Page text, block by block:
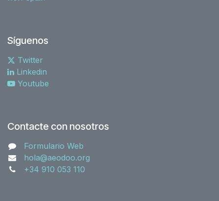
Síguenos
Twitter
Linkedin
Youtube
Contacte con nosotros
Formulario Web
hola@aeodoo.org
+34 910 053 110